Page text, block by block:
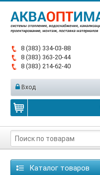
8 (383) 334-03-88
8 (383) 363-20-44
8 (383) 214-62-40
Вход
Каталог товаров